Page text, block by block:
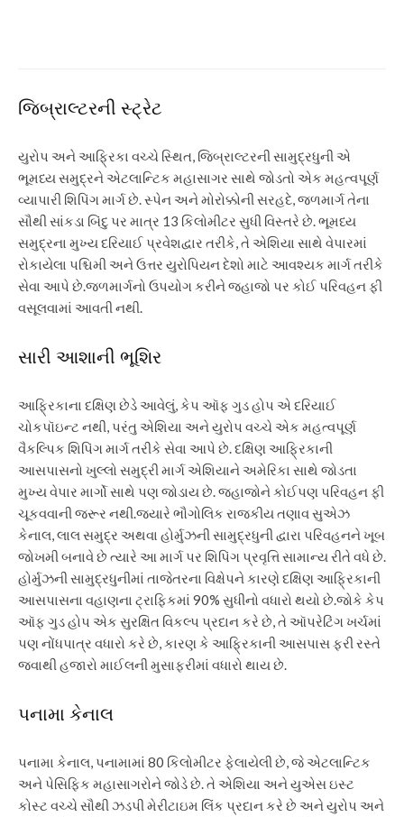
જિબ્રાલ્ટરની સ્ટ્રેટ
યુરોપ અને આફ્રિકા વચ્ચે સ્થિત, જિબ્રાલ્ટરની સામુદ્રધુની એ
ભૂમધ્ય સમુદ્રને એટલાન્ટિક મહાસાગર સાથે જોડતો એક મહત્વપૂર્ણ
વ્યાપારી શિપિંગ માર્ગ છે. સ્પેન અને મોરોક્કોની સરહદે, જળમાર્ગ તેના
સૌથી સાંકડા બિંદુ પર માત્ર 13 કિલોમીટર સુધી વિસ્તરે છે. ભૂમધ્ય
સમુદ્રના મુખ્ય દરિયાઈ પ્રવેશદ્વાર તરીકે, તે એશિયા સાથે વેપારમાં
રોકાયેલા પશ્ચિમી અને ઉત્તર યુરોપિયન દેશો માટે આવશ્યક માર્ગ તરીકે
સેવા આપે છે.જળમાર્ગનો ઉપયોગ કરીને જહાજો પર કોઈ પરિવહન ફી
વસૂલવામાં આવતી નથી.
સારી આશાની ભૂશિર
આફ્રિકાના દક્ષિણ છેડે આવેલું, કેપ ઑફ ગુડ હોપ એ દરિયાઈ
ચોકપૉઇન્ટ નથી, પરંતુ એશિયા અને યુરોપ વચ્ચે એક મહત્વપૂર્ણ
વૈકલ્પિક શિપિંગ માર્ગ તરીકે સેવા આપે છે. દક્ષિણ આફ્રિકાની
આસપાસનો ખુલ્લો સમુદ્રી માર્ગ એશિયાને અમેરિકા સાથે જોડતા
મુખ્ય વેપાર માર્ગો સાથે પણ જોડાય છે. જહાજોને કોઈપણ પરિવહન ફી
ચૂકવવાની જરૂર નથી.જ્યારે ભૌગોલિક રાજકીય તણાવ સુએઝ
કેનાલ, લાલ સમુદ્ર અથવા હોર્મુઝની સામુદ્રધુની દ્વારા પરિવહનને ખૂબ
જોખમી બનાવે છે ત્યારે આ માર્ગ પર શિપિંગ પ્રવૃત્તિ સામાન્ય રીતે વધે છે.
હોર્મુઝની સામુદ્રધુનીમાં તાજેતરના વિક્ષેપને કારણે દક્ષિણ આફ્રિકાની
આસપાસના વહાણના ટ્રાફિકમાં 90% સુધીનો વધારો થયો છે.જોકે કેપ
ઑફ ગુડ હોપ એક સુરક્ષિત વિકલ્પ પ્રદાન કરે છે, તે ઑપરેટિંગ ખર્ચમાં
પણ નોંધપાત્ર વધારો કરે છે, કારણ કે આફ્રિકાની આસપાસ ફરી રસ્તે
જવાથી હજારો માઈલની મુસાફરીમાં વધારો થાય છે.
પનામા કેનાલ
પનામા કેનાલ, પનામામાં 80 કિલોમીટર ફેલાયેલી છે, જે એટલાન્ટિક
અને પેસિફિક મહાસાગરોને જોડે છે. તે એશિયા અને યુએસ ઇસ્ટ
કોસ્ટ વચ્ચે સૌથી ઝડપી મેરીટાઇમ લિંક પ્રદાન કરે છે અને યુરોપ અને